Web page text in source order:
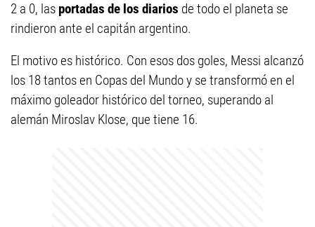
2 a 0, las portadas de los diarios de todo el planeta se
rindieron ante el capitán argentino.
El motivo es histórico. Con esos dos goles, Messi alcanzó
los 18 tantos en Copas del Mundo y se transformó en el
máximo goleador histórico del torneo, superando al
alemán Miroslav Klose, que tiene 16.